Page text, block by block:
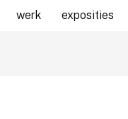
werk exposities